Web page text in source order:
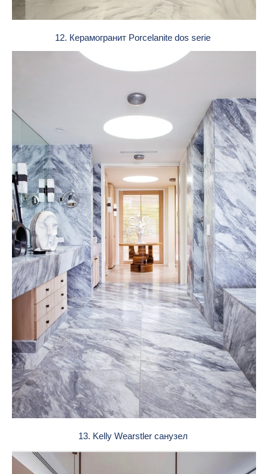
12. Керамогранит Porcelanite dos serie
13. Kelly Wearstler санузел